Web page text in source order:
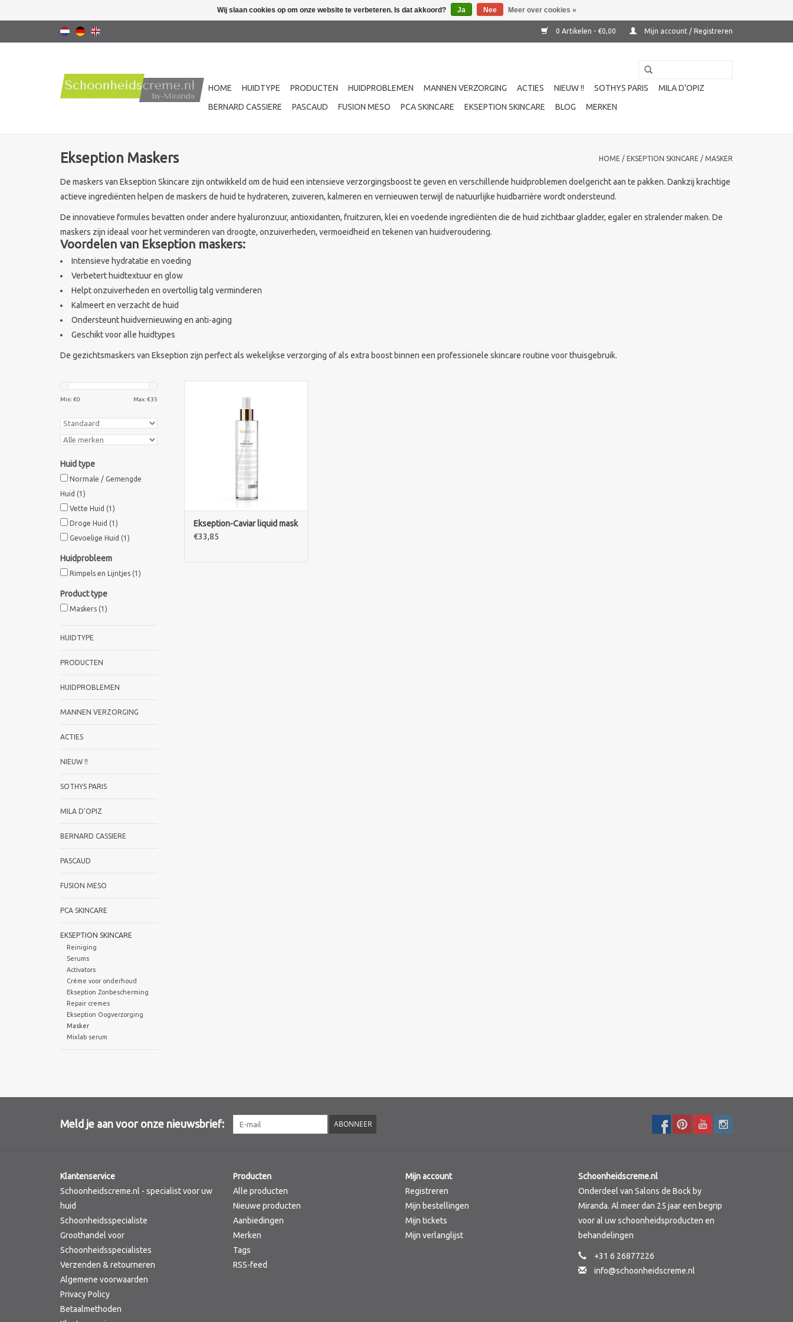
0 Artikelen - €0,00 Mijn account / Registreren
HOME HUIDTYPE PRODUCTEN HUIDPROBLEMEN MANNEN VERZORGING ACTIES NIEUW !! SOTHYS PARIS
MILA D'OPIZ
BERNARD CASSIERE
PASCAUD FUSION MESO PCA SKINCARE EKSEPTION SKINCARE BLOG MERKEN
Ekseption Maskers HOME / EKSEPTION SKINCARE / MASKER
De maskers van Ekseption Skincare zijn ontwikkeld om de huid een intensieve verzorgingsboost te geven en verschillende huidproblemen doelgericht aan te pakken. Dankzij krachtige
actieve ingrediënten helpen de maskers de huid te hydrateren, zuiveren, kalmeren en vernieuwen terwijl de natuurlijke huidbarrière wordt ondersteund.
De innovatieve formules bevatten onder andere hyaluronzuur, antioxidanten, fruitzuren, klei en voedende ingrediënten die de huid zichtbaar gladder, egaler en stralender maken. De
maskers zijn ideaal voor het verminderen van droogte, onzuiverheden, vermoeidheid en tekenen van huidveroudering.
Voordelen van Ekseption maskers:
Intensieve hydratatie en voeding
Verbetert huidtextuur en glow
Helpt onzuiverheden en overtollig talg verminderen
Kalmeert en verzacht de huid
Ondersteunt huidvernieuwing en anti-aging
Geschikt voor alle huidtypes
De gezichtsmaskers van Ekseption zijn perfect als wekelijkse verzorging of als extra boost binnen een professionele skincare routine voor thuisgebruik.
Min: €0 Max: €35
Huid type
Normale / Gemengde
Huid (1)
Vette Huid (1)
Droge Huid (1)
Gevoelige Huid (1)
Huidprobleem
Rimpels en Lijntjes (1)
Product type
Maskers (1)
HUIDTYPE
PRODUCTEN
HUIDPROBLEMEN
MANNEN VERZORGING
ACTIES
NIEUW !!
SOTHYS PARIS
MILA D'OPIZ
BERNARD CASSIERE
PASCAUD
FUSION MESO
PCA SKINCARE
EKSEPTION SKINCARE
Reiniging
Serums
Activators
Crème voor onderhoud
Ekseption Zonbescherming
Repair cremes
Ekseption Oogverzorging
Masker
Mixlab serum
kaviaar voor glow en hydratatie.
Ekseption-Caviar liquid mask
€33,85
Meld je aan voor onze nieuwsbrief: ABONNEER
Klantenservice
Schoonheidscreme.nl - specialist voor uw
huid
Schoonheidsspecialiste
Groothandel voor
Schoonheidsspecialistes
Verzenden & retourneren
Algemene voorwaarden
Privacy Policy
Betaalmethoden
Producten
Alle producten
Nieuwe producten
Aanbiedingen
Merken
Tags
RSS-feed
Mijn account
Registreren
Mijn bestellingen
Mijn tickets
Mijn verlanglijst
Schoonheidscreme.nl
Onderdeel van Salons de Bock by
Miranda. Al meer dan 25 jaar een begrip
voor al uw schoonheidsproducten en
behandelingen
+31 6 26877226
info@schoonheidscreme.nl
Wij slaan cookies op om onze website te verbeteren. Is dat akkoord? Ja Nee Meer over cookies »